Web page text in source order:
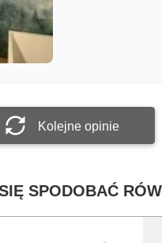
Kolejne opinie
SPODOBAĆ